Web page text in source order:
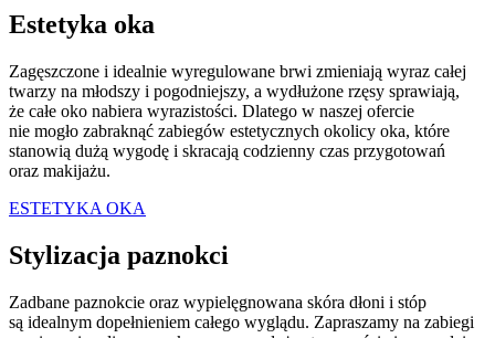
Estetyka oka
Zagęszczone i idealnie wyregulowane brwi zmieniają wyraz całej
twarzy na młodszy i pogodniejszy, a wydłużone rzęsy sprawiają,
że całe oko nabiera wyrazistości. Dlatego w naszej ofercie
nie mogło zabraknąć zabiegów estetycznych okolicy oka, które
stanowią dużą wygodę i skracają codzienny czas przygotowań
oraz makijażu.
ESTETYKA OKA
Stylizacja paznokci
Zadbane paznokcie oraz wypielęgnowana skóra dłoni i stóp
są idealnym dopełnieniem całego wyglądu. Zapraszamy na zabiegi